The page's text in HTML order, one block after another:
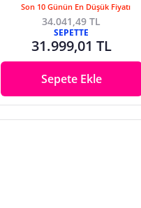
Son 10 Günün En Düşük Fiyatı
34.041,49 TL
SEPETTE
31.999,01 TL
Sepete Ekle